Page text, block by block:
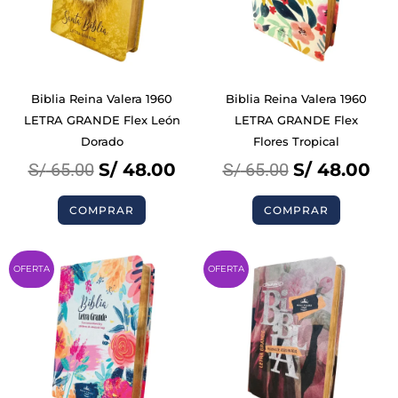
Biblia Reina Valera 1960
LETRA GRANDE Flex León
Dorado
S/65.00 S/48.00
COMPRAR
Biblia Reina Valera 1960
LETRA GRANDE Flex
Flores Tropical
S/65.00 S/48.00
COMPRAR
OFERTA
Original
price
was:
S/ 65.00.
Current
price
S/ 48.00.
OFERTA
Original
price
was:
S/ 65.00.